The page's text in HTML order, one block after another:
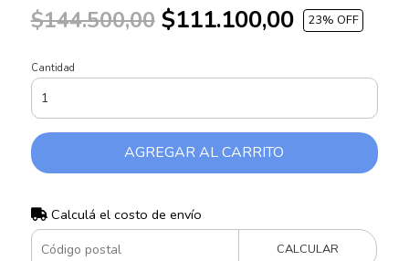
$144.500,00$111.100,00 23% OFF
Cantidad
AGREGAR AL CARRITO
Calculá el costo de envío
CALCULAR